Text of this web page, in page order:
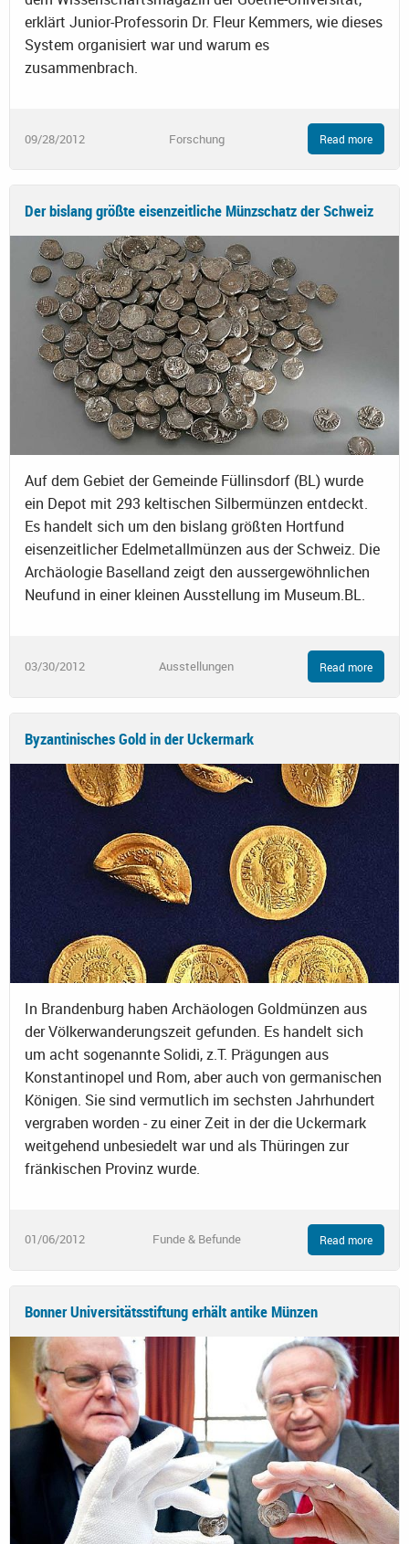
erklärt Junior-Professorin Dr. Fleur Kemmers, wie dieses
System organisiert war und warum es
zusammenbrach.
09/28/2012 Forschung Read more
Der bislang größte eisenzeitliche Münzschatz der Schweiz
Auf dem Gebiet der Gemeinde Füllinsdorf (BL) wurde
ein Depot mit 293 keltischen Silbermünzen entdeckt.
Es handelt sich um den bislang größten Hortfund
eisenzeitlicher Edelmetallmünzen aus der Schweiz. Die
Archäologie Baselland zeigt den aussergewöhnlichen
Neufund in einer kleinen Ausstellung im Museum.BL.
03/30/2012 Ausstellungen Read more
Byzantinisches Gold in der Uckermark
In Brandenburg haben Archäologen Goldmünzen aus
der Völkerwanderungszeit gefunden. Es handelt sich
um acht sogenannte Solidi, z.T. Prägungen aus
Konstantinopel und Rom, aber auch von germanischen
Königen. Sie sind vermutlich im sechsten Jahrhundert
vergraben worden - zu einer Zeit in der die Uckermark
weitgehend unbesiedelt war und als Thüringen zur
fränkischen Provinz wurde.
01/06/2012 Funde & Befunde Read more
Bonner Universitätsstiftung erhält antike Münzen